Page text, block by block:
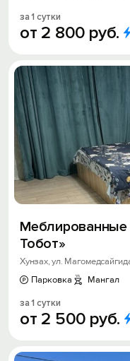
за 1 сутки
от 2 800 руб.
Тобот»
Хунзах, ул.
Парковка
Мангал
за 1 сутки
от 2 500 руб.